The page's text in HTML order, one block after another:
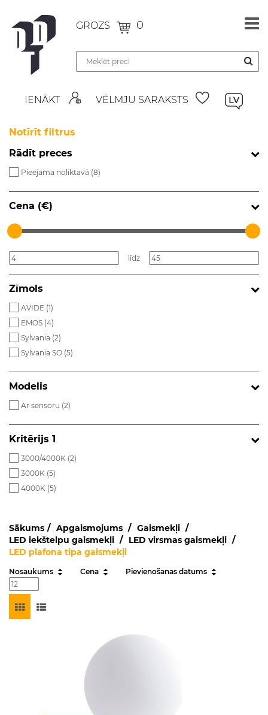
GROZS 0
IENĀKT VĒLMJU SARAKSTS
Notīrīt filtrus
Rādīt preces
Pieejama noliktavā (8)
Cena (€)
līdz
Zīmols
AVIDE (1)
EMOS (4)
Sylvania (2)
Sylvania SO (5)
Modelis
Ar sensoru (2)
Kritērijs 1
3000/4000K (2)
3000K (5)
4000K (5)
Sākums Apgaismojums
Gaismekļi
LED iekštelpu gaismekļi
LED virsmas gaismekļi
LED plafona tipa gaismekļi
Nosaukums Cena Pievienošanas datums